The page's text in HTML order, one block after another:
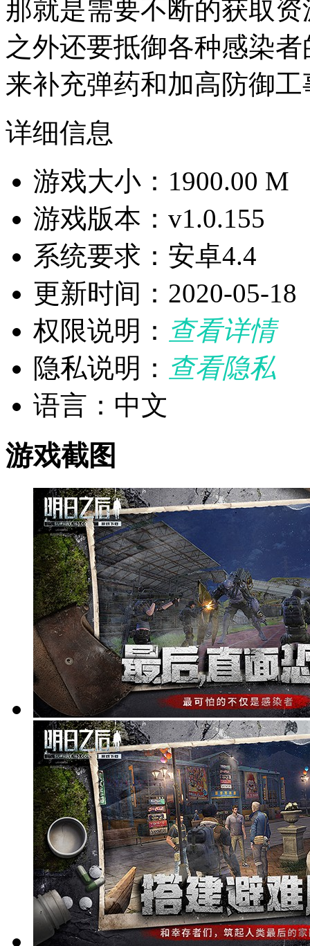
那就是需要不断的获取
之外还要抵御各种感染
来补充弹药和加高防御工
详细信息
游戏大小：1900.00 M
游戏版本：v1.0.155
系统要求：安卓4.4
更新时间：2020-05-18
权限说明： 查看详情
隐私说明： 查看隐私
语言：中文
游戏截图